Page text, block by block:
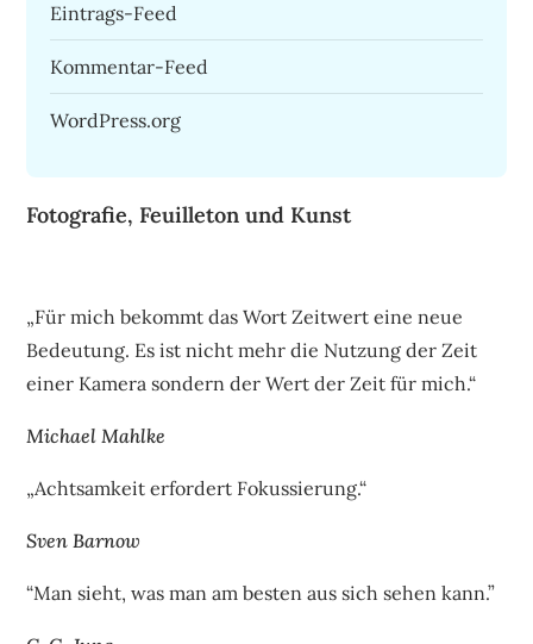
Eintrags-Feed
Kommentar-Feed
WordPress.org
Fotografie, Feuilleton und Kunst
„Für mich bekommt das Wort Zeitwert eine neue
Bedeutung. Es ist nicht mehr die Nutzung der Zeit
einer Kamera sondern der Wert der Zeit für mich.“
Michael Mahlke
„Achtsamkeit erfordert Fokussierung.“
Sven Barnow
“Man sieht, was man am besten aus sich sehen kann.”